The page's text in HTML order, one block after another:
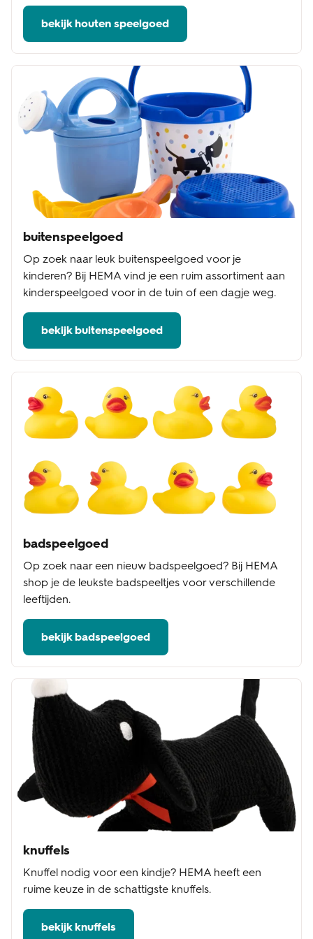
bekijk houten speelgoed
buitenspeelgoed
Op zoek naar leuk buitenspeelgoed voor je
kinderen? Bij HEMA vind je een ruim assortiment aan
kinderspeelgoed voor in de tuin of een dagje weg.
bekijk buitenspeelgoed
badspeelgoed
Op zoek naar een nieuw badspeelgoed? Bij HEMA
shop je de leukste badspeeltjes voor verschillende
leeftijden.
bekijk badspeelgoed
knuffels
Knuffel nodig voor een kindje? HEMA heeft een
ruime keuze in de schattigste knuffels.
bekijk knuffels